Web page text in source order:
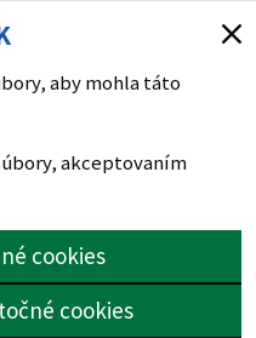
aby mohla táto
akceptovaním
cookies
cookies